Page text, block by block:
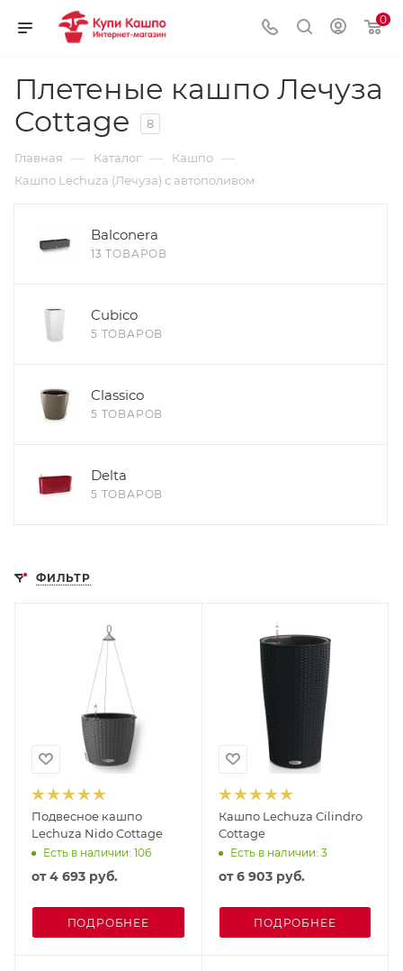
0
Плетеные кашпо Лечуза
Cottage
8
Главная — Каталог — Кашпо —
Кашпо Lechuza (Лечуза) с автополивом
Balconera
13 ТОВАРОВ
Cubico
5 ТОВАРОВ
Classico
5 ТОВАРОВ
Delta
5 ТОВАРОВ
ФИЛЬТР
Подвесное кашпо
Lechuza Nido Cottage
Есть в наличии: 106
от4 693 руб.
ПОДРОБНЕЕ
Кашпо Lechuza Cilindro
Cottage
Есть в наличии: 3
от6 903 руб.
ПОДРОБНЕЕ